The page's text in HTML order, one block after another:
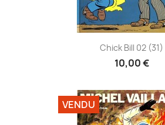
Chick Bill 02 (31)
10,00 €
VENDU